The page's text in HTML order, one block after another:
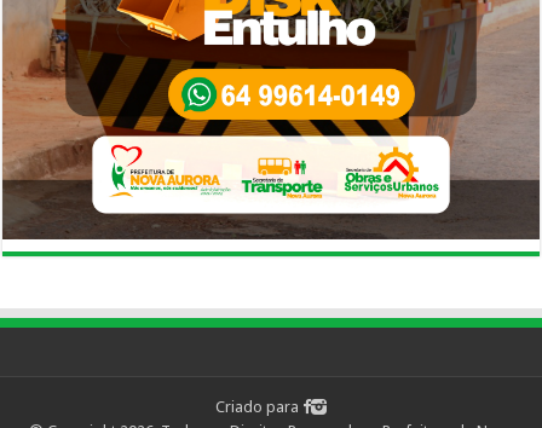
Criado para